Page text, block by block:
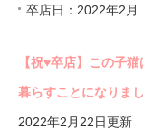
卒店日：2022年2月
【祝♥︎卒店】この子
暮らすことになりまし
2022年2月22日更新